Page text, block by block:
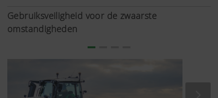
De geometrie van het voorzetstuk kan via verschillende
montageposities ook worden aangepast aan de tractor.
De ploeg kan gemakkelijker worden opgetild.
snelle aanpassing aan de bodemgesteldheid mogelijk. De
uitbreekdruk van de NOVA-steenbeveiliging kan
Gebruiksveiligheid voor de zwaarste
omstandigheden